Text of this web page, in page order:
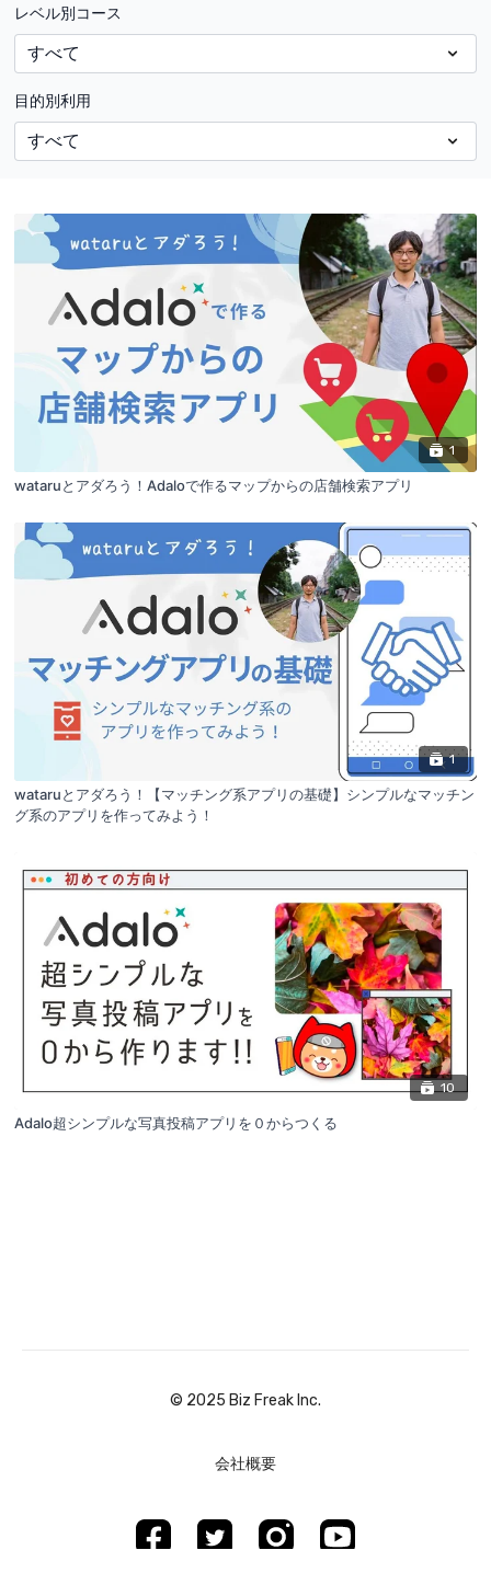
レベル別コース
目的別利用
1
wataruとアダろう！Adaloで作るマップからの店舗検索アプリ
1
wataruとアダろう！【マッチング系アプリの基礎】シンプルなマッチン
グ系のアプリを作ってみよう！
10
Adalo超シンプルな写真投稿アプリを０からつくる
©︎ 2025 Biz Freak Inc.
会社概要